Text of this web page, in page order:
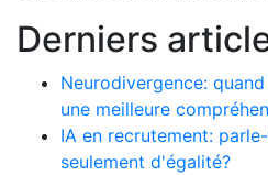
Derniers
Neurodivergence:
une meilleure
IA en recrutement:
seulement d'égalité?